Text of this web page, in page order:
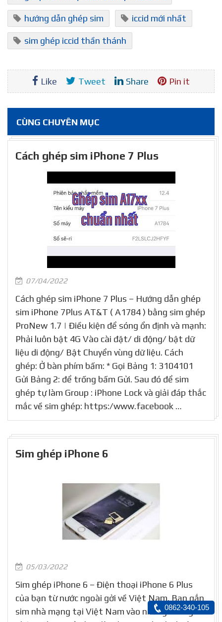
hướng dẫn ghép sim iccid mới nhất
sim ghép iccid thần thánh
Like Tweet Share Pin it
CÙNG CHUYÊN MỤC
Cách ghép sim iPhone 7 Plus
07/04/2022
Cách ghép sim iPhone 7 Plus – Hướng dẫn ghép
sim iPhone 7Plus AT&T ( A1784 ) bằng sim ghép
ProNew 1.7 | Điều kiện để sóng ổn định và mạnh:
Phải luôn bật 4G Vào cài đặt/ di động/ bật dữ
liệu di động/ Bật Chuyển vùng dữ liệu. Cách
ghép: Ở bàn phím bấm: * Gọi Bảng 1: 3104101
Gửi Bảng 2: để trống bấm Gửi. Sau đó để sim
ghép tự làm Group : iPhone Lock và giải đáp thắc
mắc về sim ghép: https:/www.facebook …
Sim ghép iPhone 6
05/03/2022
Sim ghép iPhone 6 – Điện thoại iPhone 6 Plus
của bạn từ nước ngoài gởi về Việt Nam. Bạn gắn
sim nhà mạng tại Việt Nam vào nhưng không
0862-340-105